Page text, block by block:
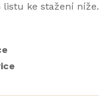
ke stažení níže.